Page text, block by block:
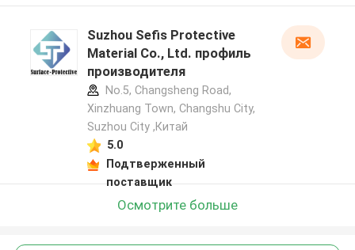
Suzhou Sefis Protective
Material Co., Ltd. профиль
производителя
No.5, Changsheng Road,
Xinzhuang Town, Changshu City,
Suzhou City ,Китай
5.0
Подтверженный
поставщик
Осмотрите больше